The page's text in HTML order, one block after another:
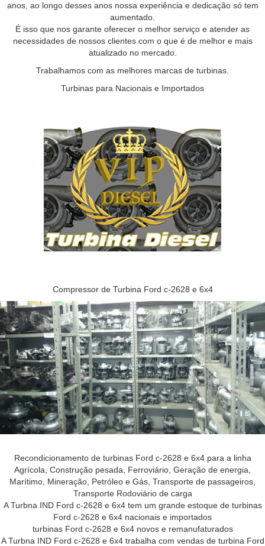
anos, ao longo desses anos nossa experiência e dedicação só tem
aumentado.
É isso que nos garante oferecer o melhor serviço e atender as
necessidades de nossos clientes com o que é de melhor e mais
atualizado no mercado.
Trabalhamos com as melhores marcas de turbinas.
Turbinas para Nacionais e Importados
Compressor de Turbina Ford c-2628 e 6x4
Recondicionamento de turbinas Ford c-2628 e 6x4 para a linha
Agrícola, Construção pesada, Ferroviário, Geração de energia,
Marítimo, Mineração, Petróleo e Gás, Transporte de passageiros,
Transporte Rodoviário de carga
A Turbna IND Ford c-2628 e 6x4 tem um grande estoque de turbinas
Ford c-2628 e 6x4 nacionais e importados
turbinas Ford c-2628 e 6x4 novos e remanufaturados
A Turbna IND Ford c-2628 e 6x4 trabalha com vendas de turbina Ford